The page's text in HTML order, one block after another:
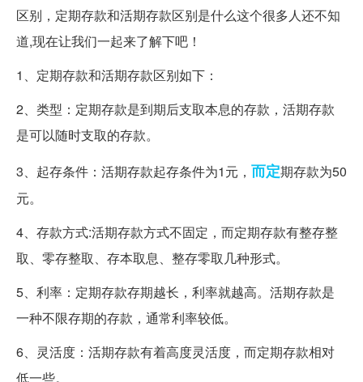
区别，定期存款和活期存款区别是什么这个很多人还不知
道,现在让我们一起来了解下吧！
1、定期存款和活期存款区别如下：
2、类型：定期存款是到期后支取本息的存款，活期存款
是可以随时支取的存款。
3、起存条件：活期存款起存条件为1元， 而定期存款为50
元。
4、存款方式:活期存款方式不固定，而定期存款有整存整
取、零存整取、存本取息、整存零取几种形式。
5、利率：定期存款存期越长，利率就越高。活期存款是
一种不限存期的存款，通常利率较低。
6、灵活度：活期存款有着高度灵活度，而定期存款相对
低一些。